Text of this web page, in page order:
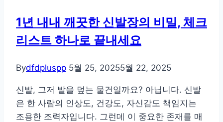
1년 내내 깨끗한 신발장의 비밀, 체크
리스트 하나로 끝내세요
Bydfdpluspp 5월 25, 20255월 22, 2025
신발, 그저 발을 덮는 물건일까요? 아닙니다. 신발
은 한 사람의 인상도, 건강도, 자신감도 책임지는
조용한 조력자입니다. 그런데 이 중요한 존재를 매